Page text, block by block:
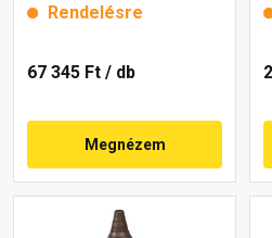
Rendelésre
67 345 Ft / db
Megnézem